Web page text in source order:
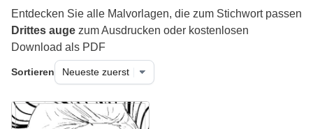
Entdecken Sie alle Malvorlagen, die zum Stichwort passen
Drittes auge zum Ausdrucken oder kostenlosen
Download als PDF
Sortieren